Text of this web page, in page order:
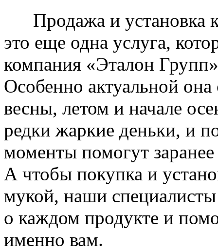
Продажа и установка
это еще одна услуга,
компания «Эталон
Особенно актуальной она
весны, летом и начале
редки жаркие деньки, и
моменты помогут
А чтобы покупка и
мукой, наши специалисты
о каждом продукте и
именно вам.